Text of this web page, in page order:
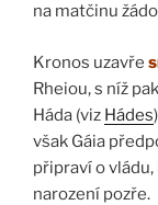
na matčinu
Kronos uzavře
Rheiou, s níž
Háda (viz Hádes
však Gáia
připraví o
narození pozře.